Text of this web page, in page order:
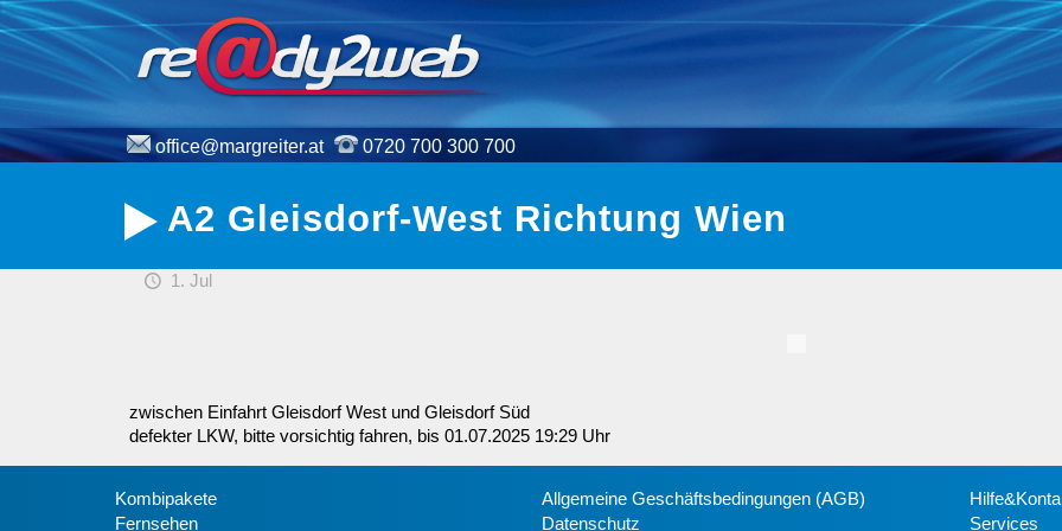
0720 700 300 700
office@margreiter.at
A2 Gleisdorf-West Richtung Wien
1. Jul
zwischen Einfahrt Gleisdorf West und Gleisdorf Süd
defekter LKW, bitte vorsichtig fahren, bis 01.07.2025 19:29 Uhr
Kombipakete
Fernsehen
Allgemeine Geschäftsbedingungen (AGB)
Datenschutz
Services